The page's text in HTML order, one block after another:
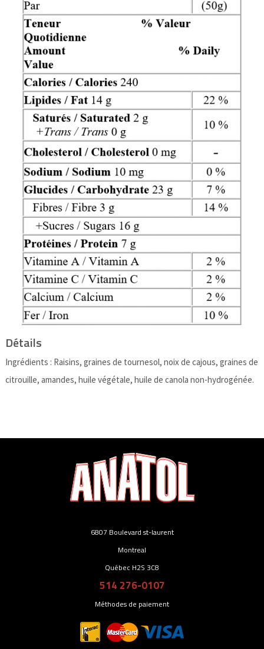
Détails
Ingrédients : Raisins, graines de tournesol, noix de cajous, graines de
citrouille, amandes, huile végétale, huile de canola non-hydrogénée.
6807 Boulevard st-laurent
Montreal
Québec H2S 3C8
514 276-0107
Méthodes de paiement